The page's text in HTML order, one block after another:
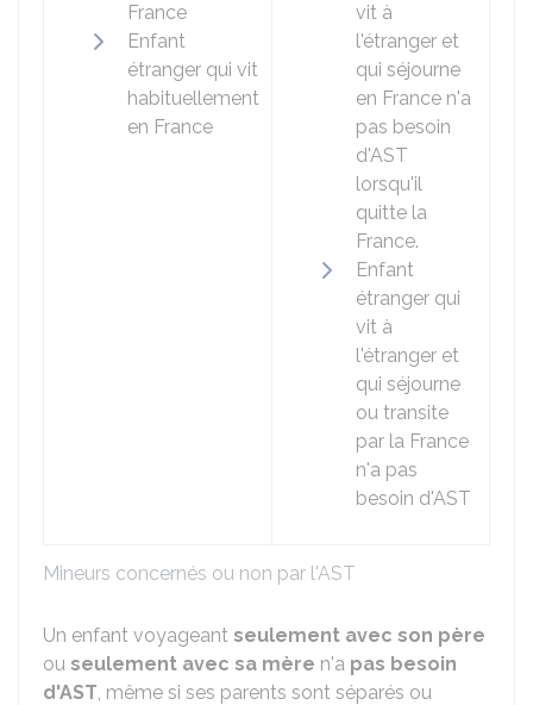
Mineurs concernés ou non par l'AST
France
Enfant
étranger qui vit
habituellement
en France
vit à
l'étranger et
qui séjourne
en France n'a
pas besoin
d'AST
lorsqu'il
quitte la
France.
Enfant
étranger qui
vit à
l'étranger et
qui séjourne
ou transite
par la France
n'a pas
besoin d'AST
Un enfant voyageant seulement avec son père
ou seulement avec sa mère n'a pas besoin
d'AST, même si ses parents sont séparés ou